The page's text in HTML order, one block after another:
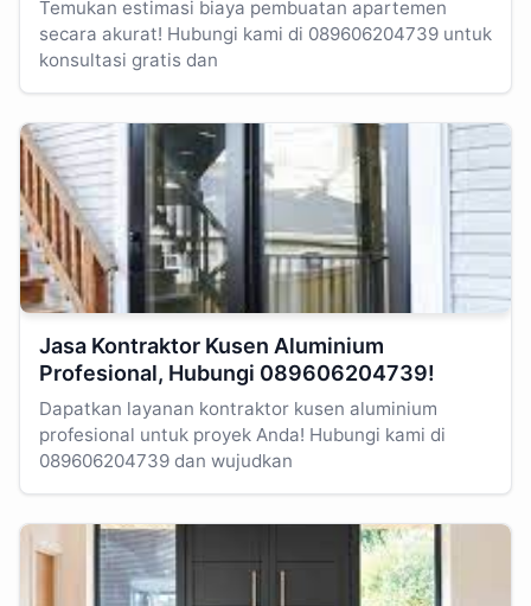
Temukan estimasi biaya pembuatan apartemen
secara akurat! Hubungi kami di 089606204739 untuk
konsultasi gratis dan
Jasa Kontraktor Kusen Aluminium
Profesional, Hubungi 089606204739!
Dapatkan layanan kontraktor kusen aluminium
profesional untuk proyek Anda! Hubungi kami di
089606204739 dan wujudkan